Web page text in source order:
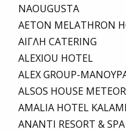
NAOUGUSTA
AETON MELATHRON
ΑΙΓΛΗ CATERING
ALEXIOU HOTEL
ALEX GROUP-
ALSOS HOUSE
AMALIA HOTEL
ANANTI RESORT & SPA